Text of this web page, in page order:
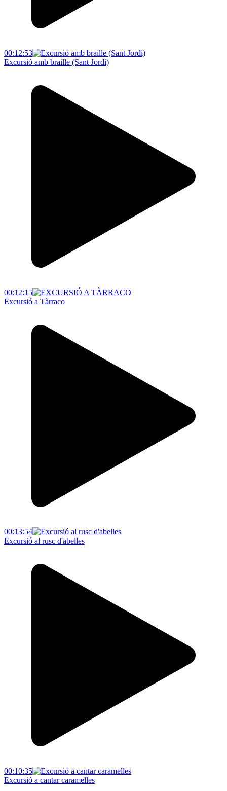
00:12:53
Excursió amb braille (Sant Jordi)
00:12:15
Excursió a Tàrraco
00:13:54
Excursió al rusc d'abelles
00:10:35
Excursió a cantar caramelles